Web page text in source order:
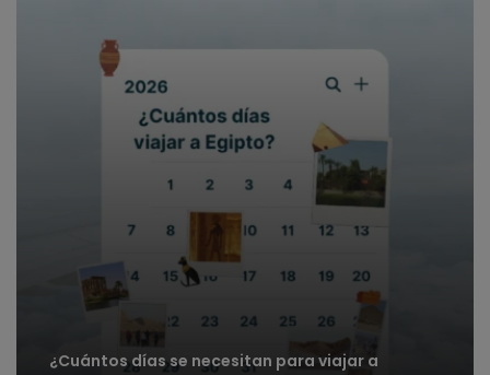
¿Cuántos días se necesitan para viajar a